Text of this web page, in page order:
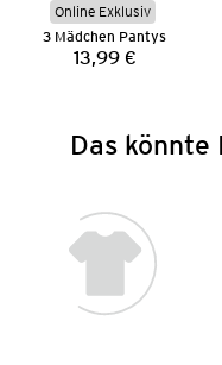
Online Exklusiv
3 Mädchen Pantys
Preis:
13,99 €
Das könnte